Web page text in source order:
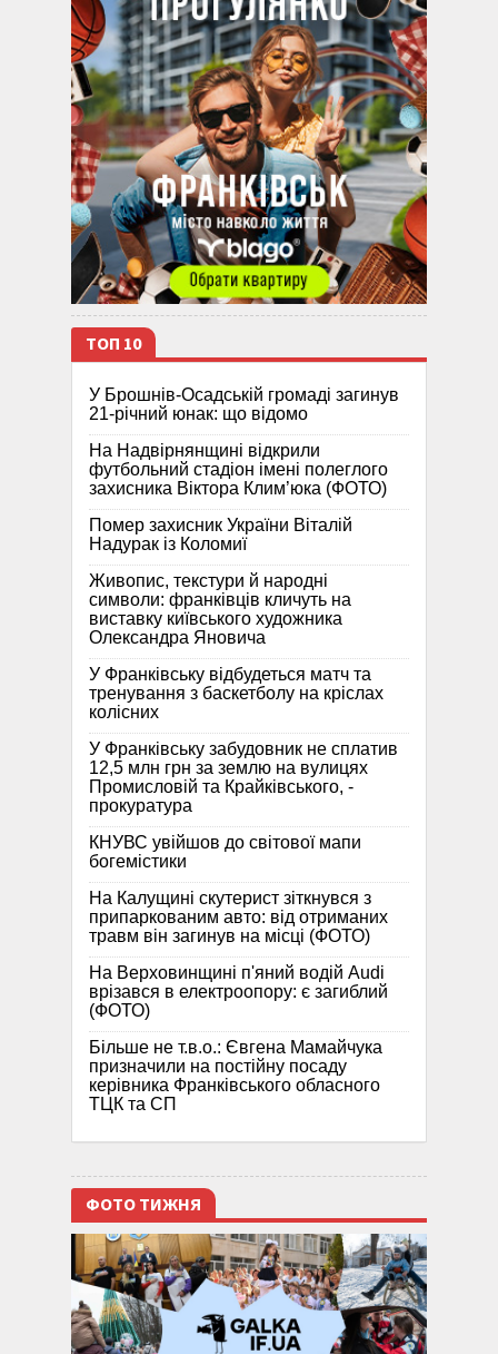
ТОП 10
У Брошнів-Осадській громаді загинув
21-річний юнак: що відомо
На Надвірнянщині відкрили
футбольний стадіон імені полеглого
захисника Віктора Клим’юка (ФОТО)
Помер захисник України Віталій
Надурак із Коломиї
Живопис, текстури й народні
символи: франківців кличуть на
виставку київського художника
Олександра Яновича
У Франківську відбудеться матч та
тренування з баскетболу на кріслах
колісних
У Франківську забудовник не сплатив
12,5 млн грн за землю на вулицях
Промисловій та Крайківського, -
прокуратура
КНУВС увійшов до світової мапи
богемістики
На Калущині скутерист зіткнувся з
припаркованим авто: від отриманих
травм він загинув на місці (ФОТО)
На Верховинщині п'яний водій Audi
врізався в електроопору: є загиблий
(ФОТО)
Більше не т.в.о.: Євгена Мамайчука
призначили на постійну посаду
керівника Франківського обласного
ТЦК та СП
ФОТО ТИЖНЯ